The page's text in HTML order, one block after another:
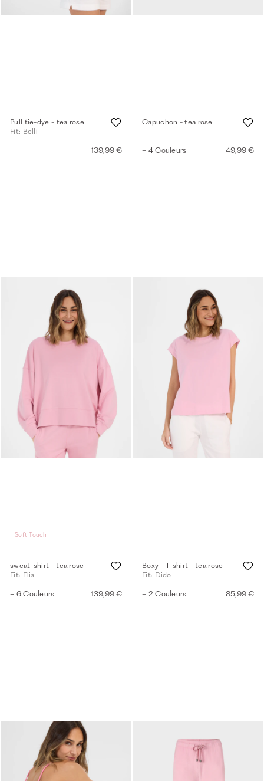
Pull tie-dye - tea rose
Fit: Belli
139,99 €
Capuchon - tea rose
+ 4 Couleurs 49,99 €
Soft Touch
sweat-shirt - tea rose
Fit: Elia
+ 6 Couleurs 139,99 €
Boxy - T-shirt - tea rose
Fit: Dido
+ 2 Couleurs 85,99 €